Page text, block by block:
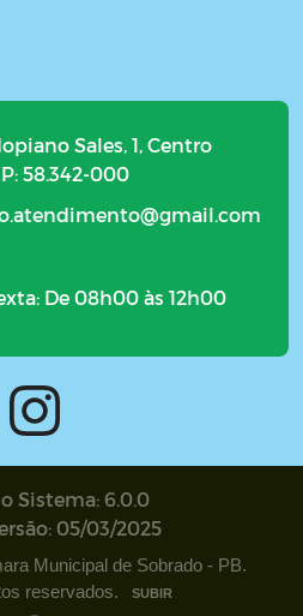
Sales, 1, Centro
58.342-000
De 08h00 às 12h00
Sistema: 6.0.0
05/03/2025
Municipal de Sobrado - PB.
reservados.
SUBIR